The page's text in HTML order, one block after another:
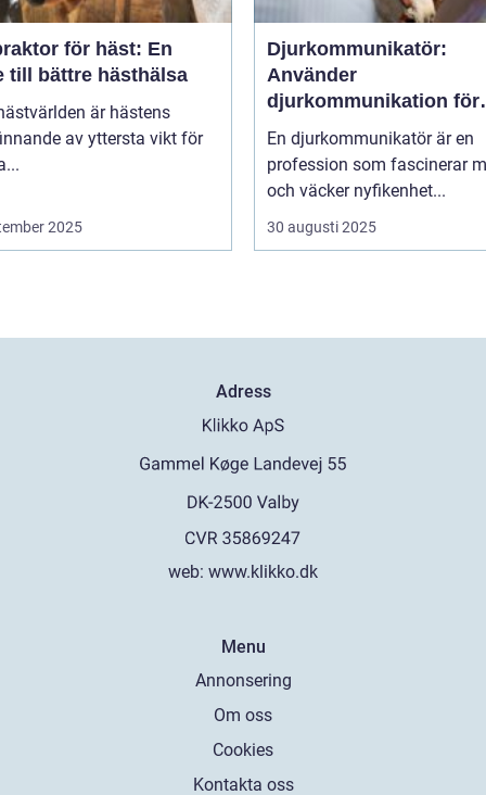
för häst: En
till bättre hästhälsa
är hästens
av yttersta vikt för
2025
Djurkommunikatör:
Använder
djurkommunikation för
behandling av djur
En djurkommunikatör är en
profession som fascinerar
och väcker nyfikenhet...
30 augusti 2025
Adress
web: www.klikko.dk
Menu
Annonsering
Om oss
Cookies
Kontakta oss